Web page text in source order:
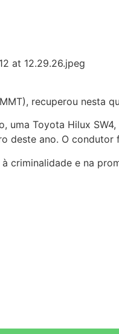
recuperou nesta
uma Toyota Hilux
ano. O condutor
criminalidade e na